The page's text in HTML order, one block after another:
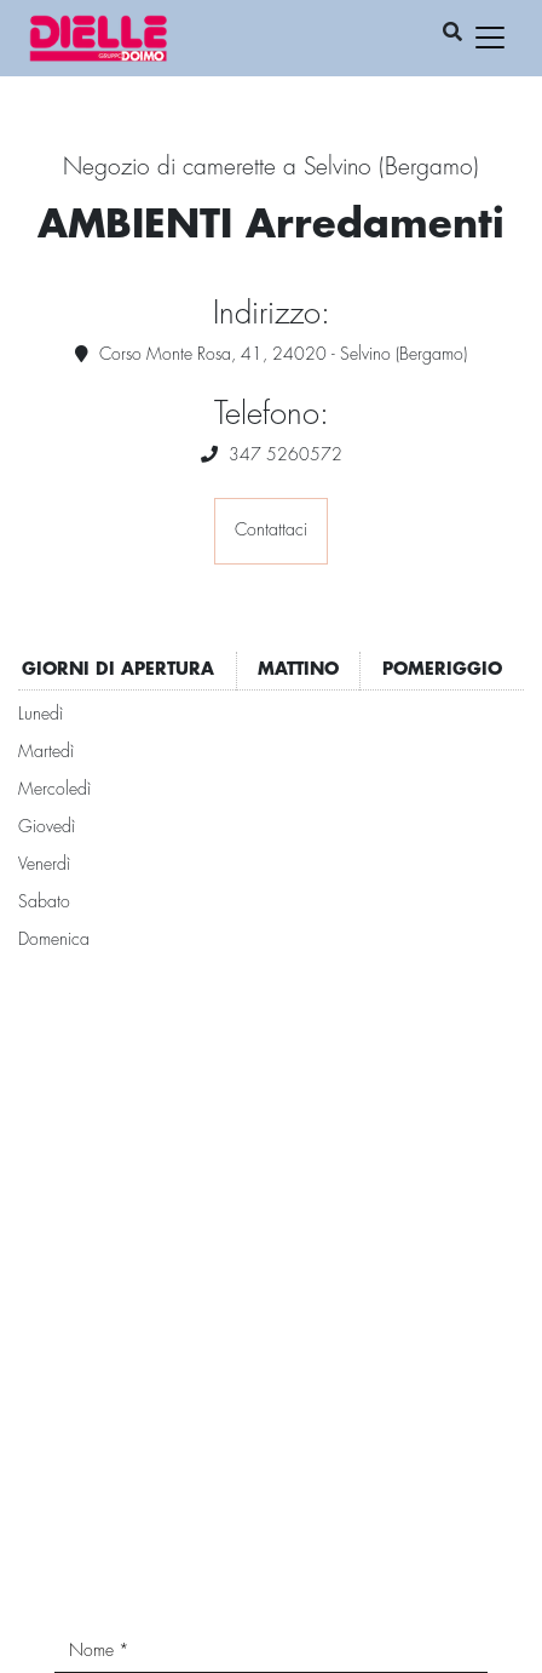
Negozio di camerette a Selvino (Bergamo)
AMBIENTI Arredamenti
Indirizzo:
Corso Monte Rosa, 41, 24020 - Selvino (Bergamo)
Telefono:
347 5260572
Contattaci
GIORNI DI APERTURA MATTINO POMERIGGIO
Lunedì
Martedì
Mercoledì
Giovedì
Venerdì
Sabato
Domenica